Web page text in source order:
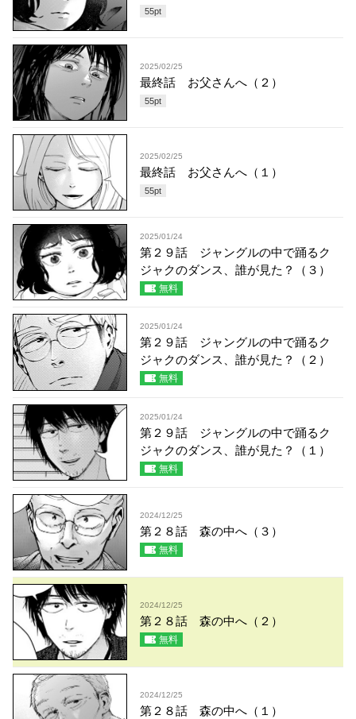
55pt
2025/02/25
最終話 お父さんへ（２）
55pt
2025/02/25
最終話 お父さんへ（１）
55pt
2025/01/24
第２９話 ジャングルの中で踊るク
ジャクのダンス、誰が見た？（３）
無料
2025/01/24
第２９話 ジャングルの中で踊るク
ジャクのダンス、誰が見た？（２）
無料
2025/01/24
第２９話 ジャングルの中で踊るク
ジャクのダンス、誰が見た？（１）
無料
2024/12/25
第２８話 森の中へ（３）
無料
2024/12/25
第２８話 森の中へ（２）
無料
2024/12/25
第２８話 森の中へ（１）